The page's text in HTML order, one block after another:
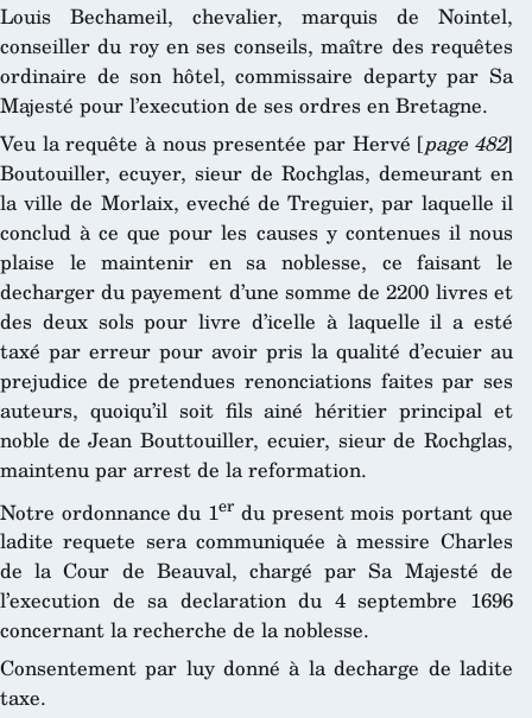
Louis Bechameil, chevalier, marquis de Nointel,
conseiller du roy en ses conseils, maître des requêtes
ordinaire de son hôtel, commissaire departy par Sa
Majesté pour l’execution de ses ordres en Bretagne.
Veu la requête à nous presentée par Hervé [page 482]
Boutouiller, ecuyer, sieur de Rochglas, demeurant en
la ville de Morlaix, eveché de Treguier, par laquelle il
conclud à ce que pour les causes y contenues il nous
plaise le maintenir en sa noblesse, ce faisant le
decharger du payement d’une somme de 2200 livres et
des deux sols pour livre d’icelle à laquelle il a esté
taxé par erreur pour avoir pris la qualité d’ecuier au
prejudice de pretendues renonciations faites par ses
auteurs, quoiqu’il soit fils ainé héritier principal et
noble de Jean Bouttouiller, ecuier, sieur de Rochglas,
maintenu par arrest de la reformation.
Notre ordonnance du 1er du present mois portant que
ladite requete sera communiquée à messire Charles
de la Cour de Beauval, chargé par Sa Majesté de
l’execution de sa declaration du 4 septembre 1696
concernant la recherche de la noblesse.
Consentement par luy donné à la decharge de ladite
taxe.